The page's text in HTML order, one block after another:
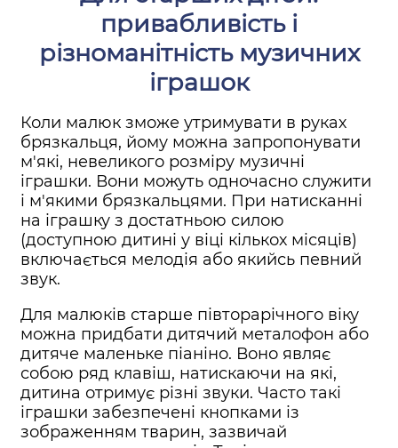
привабливість і
різноманітність музичних
іграшок
Коли малюк зможе утримувати в руках
брязкальця, йому можна запропонувати
м'які, невеликого розміру музичні
іграшки. Вони можуть одночасно служити
і м'якими брязкальцями. При натисканні
на іграшку з достатньою силою
(доступною дитині у віці кількох місяців)
включається мелодія або якийсь певний
звук.
Для малюків старше півторарічного віку
можна придбати дитячий металофон або
дитяче маленьке піаніно. Воно являє
собою ряд клавіш, натискаючи на які,
дитина отримує різні звуки. Часто такі
іграшки забезпечені кнопками із
зображенням тварин, зазвичай